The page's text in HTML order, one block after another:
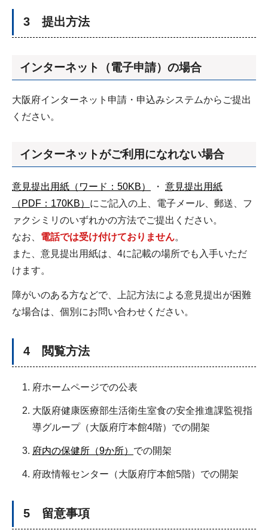
3 提出方法
インターネット（電子申請）の場合
大阪府インターネット申請・申込みシステムからご提出
ください。
インターネットがご利用になれない場合
意見提出用紙（ワード：50KB） ・ 意見提出用紙
（PDF：170KB） にご記入の上、電子メール、郵送、フ
ァクシミリのいずれかの方法でご提出ください。
なお、 電話では受け付けておりません。
また、意見提出用紙は、4に記載の場所でも入手いただ
けます。
障がいのある方などで、上記方法による意見提出が困難
な場合は、個別にお問い合わせください。
4 閲覧方法
府ホームページでの公表
大阪府健康医療部生活衛生室食の安全推進課監視指
導グループ（大阪府庁本館4階）での開架
府内の保健所（9か所） での開架
府政情報センター（大阪府庁本館5階）での開架
5 留意事項